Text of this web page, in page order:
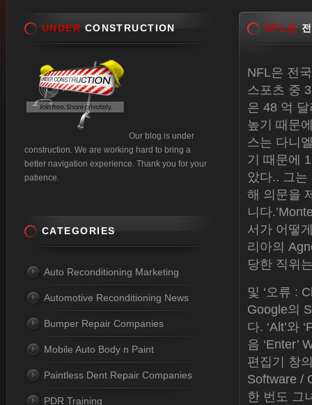
NFL은
NFL은 전
스포츠 중
은 48 억
높기 때문
스는 다니
기 때문에
았다.. 그
해 의문을
니다
서가 어떻
리아의
당한 직위
및 ‘오류 :
Google의
다. ‘Alt’와
음 ‘Enter’
편집기 창
Software /
한 번도 그
UNDER CONSTRUCTION
Our blog is under
construction. We are working hard to bring a
better navigation experience. Thank you for your
patience.
CATEGORIES
Auto Reconditioning Marketing
Automotive Reconditioning News
Bumper Repair Companies
Mobile Auto Body n Paint
Paintless Dent Repair Companies
PDR Training